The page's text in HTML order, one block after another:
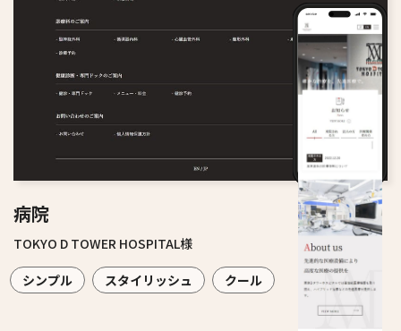
病院
TOKYO D TOWER HOSPITAL様
シンプル スタイリッシュ クール